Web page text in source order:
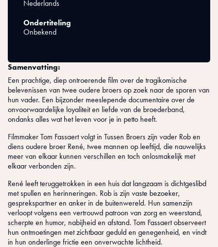
Samenvatting:
Een prachtige, diep ontroerende film over de tragikomische
belevenissen van twee oudere broers op zoek naar de sporen van
hun vader. Een bijzonder meeslepende documentaire over de
onvoorwaardelijke loyaliteit en liefde van de broederband,
ondanks alles wat het leven voor je in petto heeft.
Filmmaker Tom Fassaert volgt in Tussen Broers zijn vader Rob en
diens oudere broer René, twee mannen op leeftijd, die nauwelijks
meer van elkaar kunnen verschillen en toch onlosmakelijk met
elkaar verbonden zijn.
René leeft teruggetrokken in een huis dat langzaam is dichtgeslibd
met spullen en herinneringen. Rob is zijn vaste bezoeker,
gesprekspartner en anker in de buitenwereld. Hun samenzijn
verloopt volgens een vertrouwd patroon van zorg en weerstand,
scherpte en humor, nabijheid en afstand. Tom Fassaert observeert
hun ontmoetingen met zichtbaar geduld en genegenheid, en vindt
in hun onderlinge frictie een onverwachte lichtheid.
Nederlands
Ondertiteling
Onbekend